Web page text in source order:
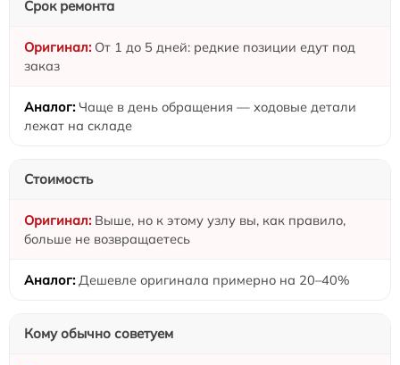
Срок ремонта
От 1 до 5 дней: редкие позиции едут под
заказ
Чаще в день обращения — ходовые детали
лежат на складе
Стоимость
Выше, но к этому узлу вы, как правило,
больше не возвращаетесь
Дешевле оригинала примерно на 20–40%
Кому обычно советуем